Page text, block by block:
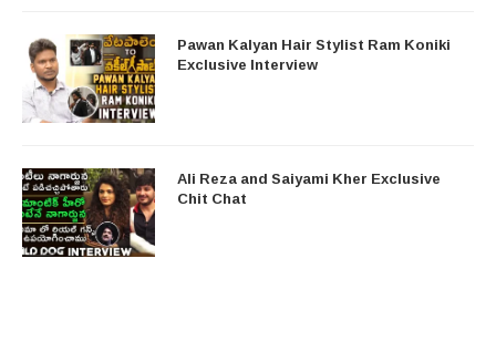
Pawan Kalyan Hair Stylist Ram Koniki
Exclusive Interview
Ali Reza and Saiyami Kher Exclusive
Chit Chat